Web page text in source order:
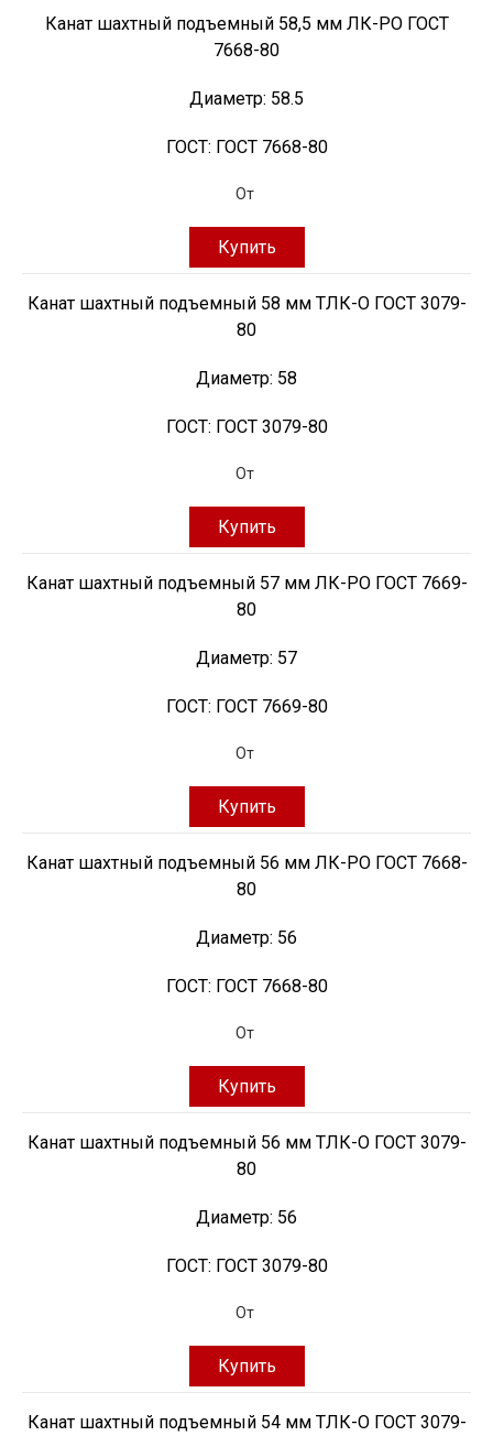
Канат шахтный подъемный 58,5 мм ЛК-РО ГОСТ
7668-80
Диаметр: 58.5
ГОСТ: ГОСТ 7668-80
От
Купить
Канат шахтный подъемный 58 мм ТЛК-О ГОСТ 3079-
80
Диаметр: 58
ГОСТ: ГОСТ 3079-80
От
Купить
Канат шахтный подъемный 57 мм ЛК-РО ГОСТ 7669-
80
Диаметр: 57
ГОСТ: ГОСТ 7669-80
От
Купить
Канат шахтный подъемный 56 мм ЛК-РО ГОСТ 7668-
80
Диаметр: 56
ГОСТ: ГОСТ 7668-80
От
Купить
Канат шахтный подъемный 56 мм ТЛК-О ГОСТ 3079-
80
Диаметр: 56
ГОСТ: ГОСТ 3079-80
От
Купить
Канат шахтный подъемный 54 мм ТЛК-О ГОСТ 3079-